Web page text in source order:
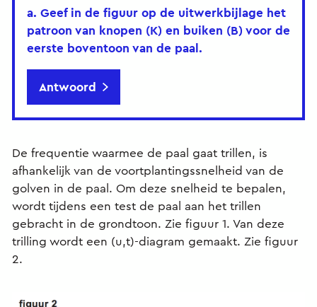
a. Geef in de figuur op de uitwerkbijlage het
patroon van knopen (K) en buiken (B) voor de
eerste boventoon van de paal.
Antwoord
De frequentie waarmee de paal gaat trillen, is
afhankelijk van de voortplantingssnelheid van de
golven in de paal. Om deze snelheid te bepalen,
wordt tijdens een test de paal aan het trillen
gebracht in de grondtoon. Zie figuur 1. Van deze
trilling wordt een (u,t)-diagram gemaakt. Zie figuur
2.